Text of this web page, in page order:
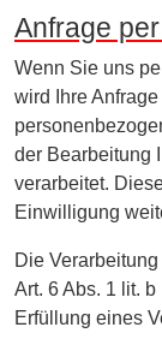
Anfrage
Wenn Sie uns
wird Ihre
der Bearbeitung
verarbeitet.
Einwilligung
Die
Art. 6 Abs. 1 lit.
Erfüllung eines